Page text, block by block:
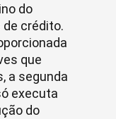
do
crédito.
que
a segunda
executa
do